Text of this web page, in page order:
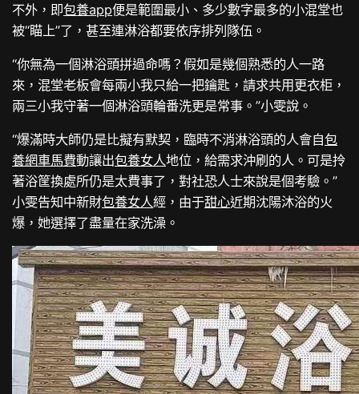
不外，即包養app便是範圍最小、多少數字最多的小混堂也
被“瞄上”了，甚至連淋浴都要依序排列隊伍。
“你無為一個淋浴頭拼過命嗎？假如是幾個熟悉的人一路
來，混堂老板會每兩小我只給一把鑰匙，請求共用更衣柜，
兩三小我守著一個淋浴頭輪番洗更是常事。”小雯說。
“爆滿時大師仍是比擬有默契，臨時不消淋浴頭的人會自包
養網車馬費動讓出包養女人地位，給需求沖刷的人。可是拎
著浴筐換處所仍是太費事了，對社恐人士來說是個考驗。”
小雯告知中新財包養女人經，由于甜心近期沈陽沐浴的火
爆，她選擇了盡量在家洗澡。